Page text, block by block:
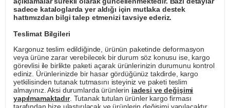
sadece kataloglarda yer aldığı için mutlaka destek
hattımızdan bilgi talep etmenizi tavsiye ederiz.
Teslimat Bilgileri
Kargonuz teslim edildiğinde, ürünün paketinde deformasyon
veya ürüne zarar verebilecek bir durum söz konusu ise, kargo
görevlisi ile birlikte paketi açarak ürünlerinizin durumunu kontrol
ediniz. Ürünlerinizde bir hasar gördüğünüz takdirde, kargo
yetkilisinden tutanak tutmasını isteyiniz ve paketi teslim
almayınız. Aksi durumlarda ürünlerin iadesi ve değişimi
yapılmamaktadır. Tutanak tutulan ürünler kargo firması